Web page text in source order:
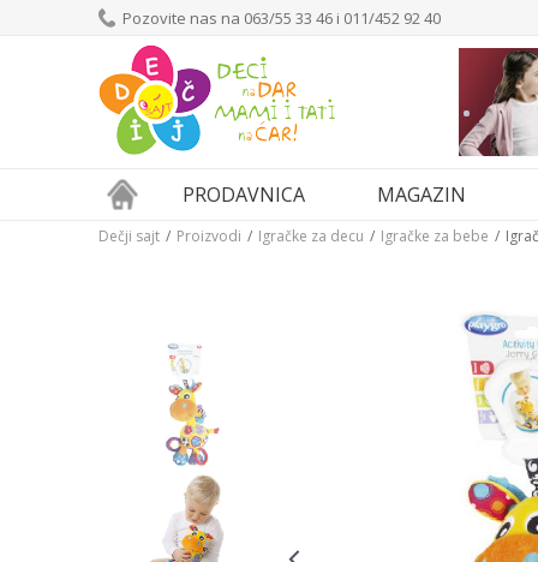
Pozovite nas na 063/55 33 46 i 011/452 92 40
PRODAVNICA MAGAZIN
Dečji sajt Proizvodi Igračke za decu Igračke za bebe